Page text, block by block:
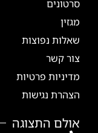
סרטונים
מגזין
שאלות נפוצות
צור קשר
מדיניות פרטיות
הצהרת נגישות
אולם התצוגה